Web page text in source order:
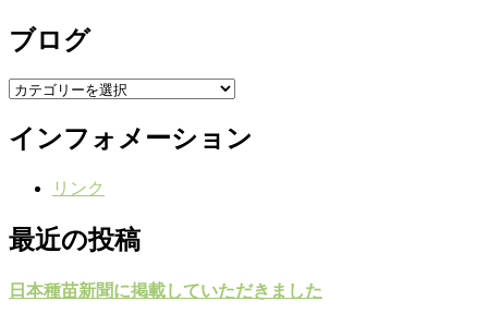
ブログ
ブ
グ
インフォメーション
リンク
最近の投稿
日本種苗新聞に掲載していただきました